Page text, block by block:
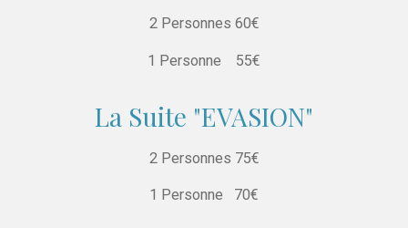
2 Personnes 60€
1 Personne 55€
La Suite "EVASION"
2 Personnes 75€
1 Personne 70€